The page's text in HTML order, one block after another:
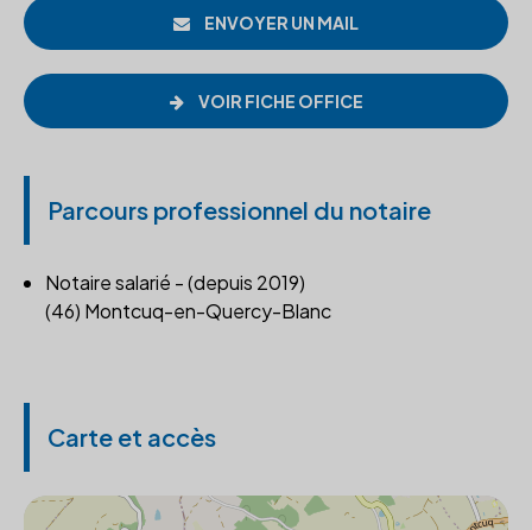
ENVOYER UN MAIL
VOIR FICHE OFFICE
Parcours professionnel du notaire
Notaire salarié - (depuis 2019)
(46) Montcuq-en-Quercy-Blanc
Carte et accès